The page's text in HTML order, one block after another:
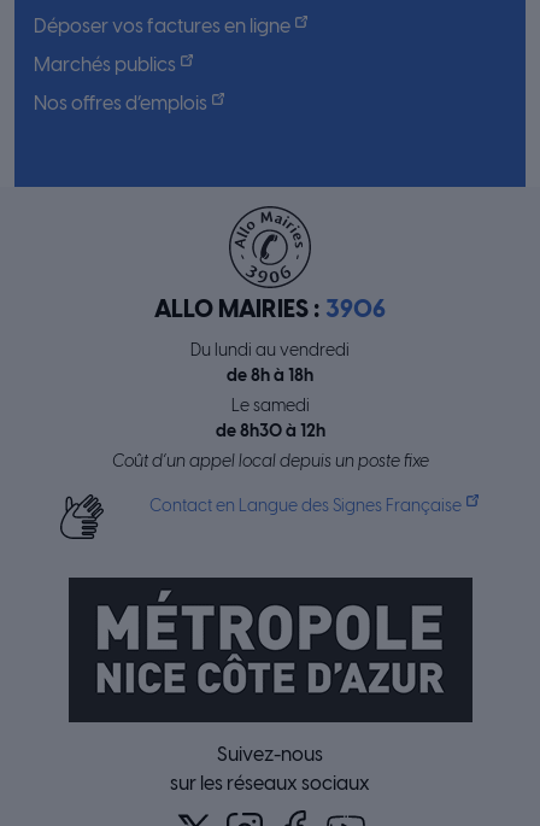
Déposer vos factures en ligne
Marchés publics
Nos offres d’emplois
ALLO MAIRIES : 3906
Du lundi au vendredi
de 8h à 18h
Le samedi
de 8h30 à 12h
Coût d’un appel local depuis un poste fixe
Contact en Langue des Signes Française
Suivez-nous
sur les réseaux sociaux